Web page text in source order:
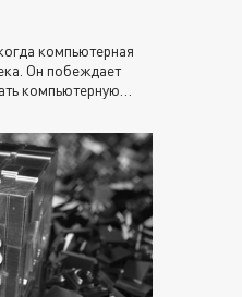
компьютерная
Он побеждает
компьютерную